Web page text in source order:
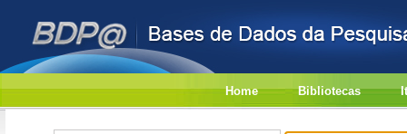
Home Bibliotecas